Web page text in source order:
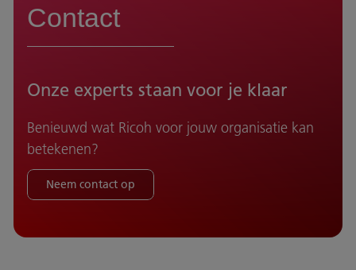
Contact
Onze experts staan voor je klaar
Benieuwd wat Ricoh voor jouw organisatie kan
betekenen?
Neem contact op